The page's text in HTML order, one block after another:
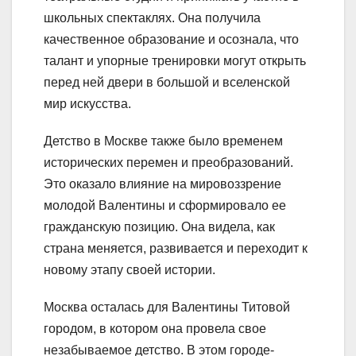
школьных спектаклях. Она получила
качественное образование и осознала, что
талант и упорные тренировки могут открыть
перед ней двери в большой и вселенской
мир искусства.
Детство в Москве также было временем
исторических перемен и преобразований.
Это оказало влияние на мировоззрение
молодой Валентины и сформировало ее
гражданскую позицию. Она видела, как
страна меняется, развивается и переходит к
новому этапу своей истории.
Москва осталась для Валентины Титовой
городом, в котором она провела свое
незабываемое детство. В этом городе-